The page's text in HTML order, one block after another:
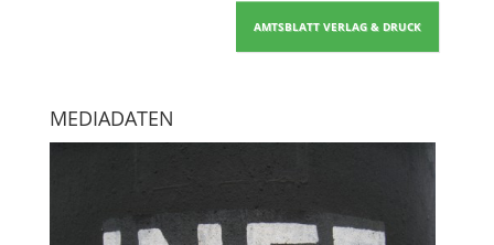
AMTSBLATT VERLAG & DRUCK
MEDIADATEN